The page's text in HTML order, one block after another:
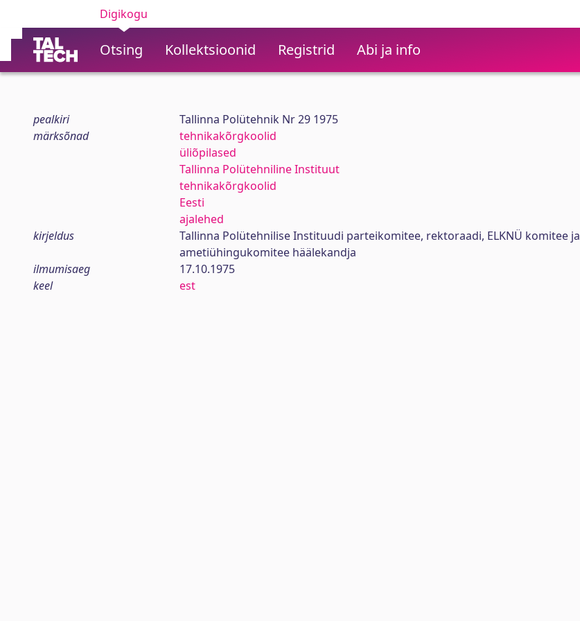
Digikogu
Otsing Kollektsioonid Registrid Abi ja info
pealkiri
Tallinna Polütehnik Nr 29 1975
märksõnad
tehnikakõrgkoolid
üliõpilased
Tallinna Polütehniline Instituut
tehnikakõrgkoolid
Eesti
ajalehed
kirjeldus
Tallinna Polütehnilise Instituudi parteikomitee, rektoraadi, ELKNÜ komitee ja
ametiühingukomitee häälekandja
ilmumisaeg
17.10.1975
keel
est